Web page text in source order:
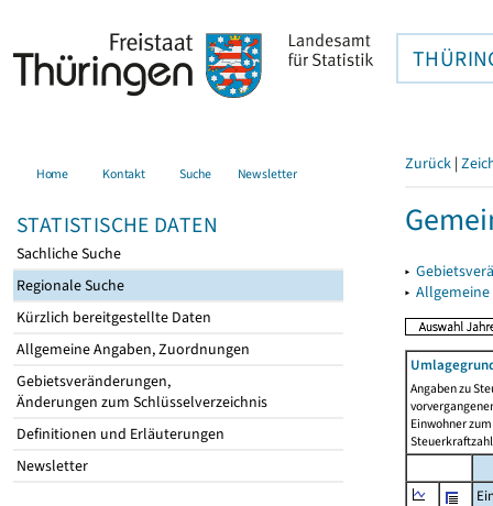
Home Kontakt Suche Newsletter
STATISTISCHE DATEN
Sachliche Suche
Regionale Suche
Kürzlich bereitgestellte Daten
Allgemeine Angaben, Zuordnungen
Gebietsveränderungen,
Änderungen zum Schlüsselverzeichnis
Definitionen und Erläuterungen
Newsletter
Zurück |
▸
▸
Angaben zu
Einwohner